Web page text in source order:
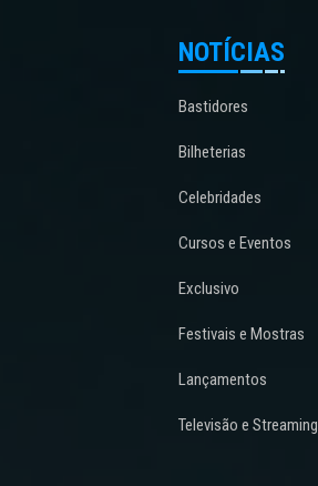
NOTÍCIAS
Bastidores
Bilheterias
Celebridades
Cursos e Eventos
Exclusivo
Festivais e Mostras
Lançamentos
Televisão e Streaming